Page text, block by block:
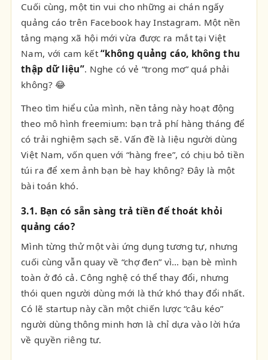
Cuối cùng, một tin vui cho những ai chán ngấy
quảng cáo trên Facebook hay Instagram. Một nền
tảng mạng xã hội mới vừa được ra mắt tại Việt
Nam, với cam kết“không quảng cáo, không thu
thập dữ liệu”. Nghe có vẻ “trong mơ” quá phải
không? 😂
Theo tìm hiểu của mình, nền tảng này hoạt động
theo mô hình freemium: bạn trả phí hàng tháng để
có trải nghiệm sạch sẽ. Vấn đề là liệu người dùng
Việt Nam, vốn quen với “hàng free”, có chịu bỏ tiền
túi ra để xem ảnh bạn bè hay không? Đây là một
bài toán khó.
3.1. Bạn có sẵn sàng trả tiền để thoát khỏi
quảng cáo?
Mình từng thử một vài ứng dụng tương tự, nhưng
cuối cùng vẫn quay về “chợ đen” vì… bạn bè mình
toàn ở đó cả. Công nghệ có thể thay đổi, nhưng
thói quen người dùng mới là thứ khó thay đổi nhất.
Có lẽ startup này cần một chiến lược “câu kéo”
người dùng thông minh hơn là chỉ dựa vào lời hứa
về quyền riêng tư.